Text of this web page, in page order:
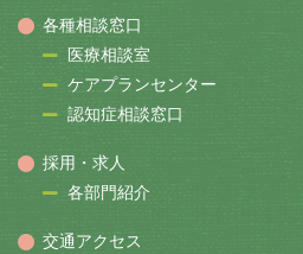
各種相談窓口
医療相談室
ケアプランセンター
認知症相談窓口
採用・求人
各部門紹介
交通アクセス